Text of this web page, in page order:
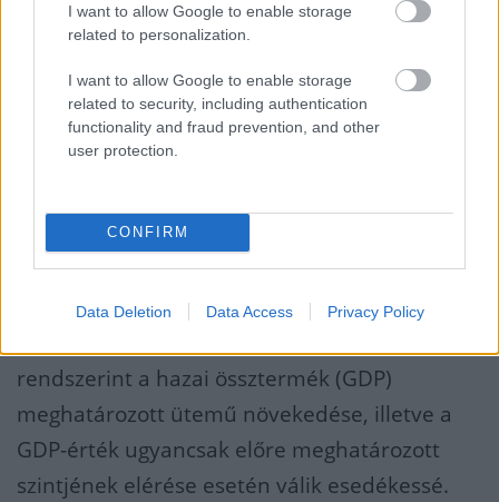
I want to allow Google to enable storage
related to personalization.
I want to allow Google to enable storage
related to security, including authentication
functionality and fraud prevention, and other
user protection.
CONFIRM
Data Deletion Data Access Privacy Policy
A hitelminősítő felidézte, hogy Ukrajna nem
teljesítette egy 2,6 milliárd dolláros GDP-
kötődésű kötvény június 2-án lejárt 665 millió
dolláros részletfizetési kötelezettségét, és a
véget.
A GDP-hez kötött kötvénykötelezettségek (GDP
warrants) összetett szerkezetű
rendszerint a hazai össztermék (GDP)
meghatározott ütemű növekedése, illetve a
GDP-érték ugyancsak előre meghatározott
szintjének elérése esetén válik esedékessé.